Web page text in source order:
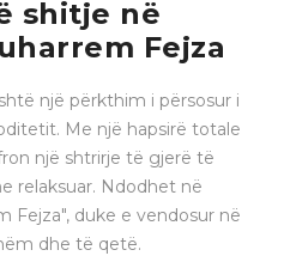
shitje në
Fejza
një përkthim i përsosur i
Me një hapsirë totale
një shtrirje të gjerë të
relaksuar. Ndodhet në
Fejza", duke e vendosur në
dhe të qetë.